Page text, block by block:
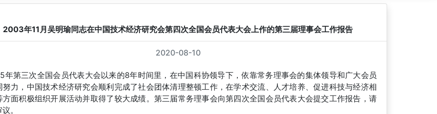
2003年11月吴明瑜同志在中国技术经济研究会第四次全国会员代表大会上作的第三届理事会工作报告
2020-08-10
年第三次全国会员代表大会以来的8年时间里，在中国科协领导下，依靠常务理事会的集体领导和广大会员
努力，中国技术经济研究会顺利完成了社会团体清理整顿工作，在学术交流、人才培养、促进科技与经济相
方面积极组织开展活动并取得了较大成绩。第三届常务理事会向第四次全国会员代表大会提交工作报告，请
。